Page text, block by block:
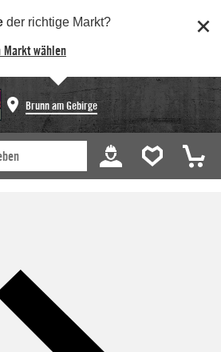
der richtige Markt?
Markt wählen
Brunn am Gebirge